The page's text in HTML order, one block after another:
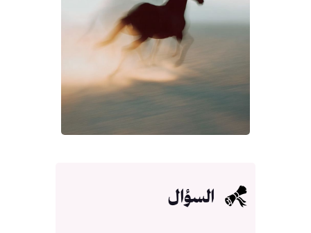
السؤال